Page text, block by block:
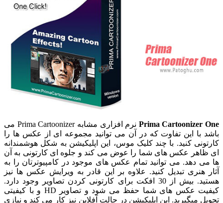
Prima Cartoonizer One
نرم افزاری مشابه Prima Cartoonizer می
باشد با این تفاوت که در آن می توانید مجموعه ای از عکس ها را
کارتونی کنید. با چند کلیک موس، این اپلیکیشن به شکل هوشمندانه
ای ظاهر عکس های شما را عوض می کند و جلوه ای کارتونی به آن
ها می دهد. می توانید تمام عکس های موجود در کامپیوترتان را به
آثار هنری تبدیل کنید. علاوه بر این قادر به ویرایش عکس ها نیز
هستید. بیش از 30 افکت برای کارتونی کردن تصاویر وجود دارد.
کیفیت عکس های شما حفظ می شود و تصاویر HD و با کیفیتی
تحویل میگیرید. این اپلیکیشن در حالت آفلاین نیز کار می کند و نیازی